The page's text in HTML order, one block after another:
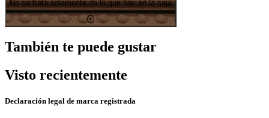
No se trata solamente de lo que hay en la caja
También te puede gustar
Visto recientemente
Declaración legal de marca registrada